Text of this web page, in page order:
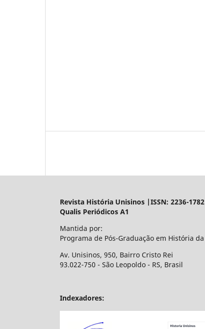
Revista História Unisinos |ISSN: 2236-1782
Qualis Periódicos A1
Mantida por:
Programa de Pós-Graduação em História
Av. Unisinos, 950, Bairro Cristo Rei
93.022-750 - São Leopoldo - RS, Brasil
Indexadores: